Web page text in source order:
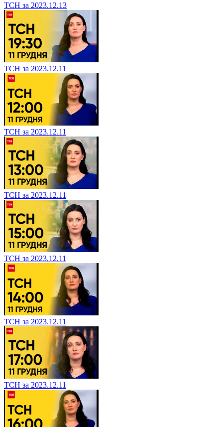
ТСН за 2023.12.13
ТСН за 2023.12.11
ТСН за 2023.12.11
ТСН за 2023.12.11
ТСН за 2023.12.11
ТСН за 2023.12.11
ТСН за 2023.12.11